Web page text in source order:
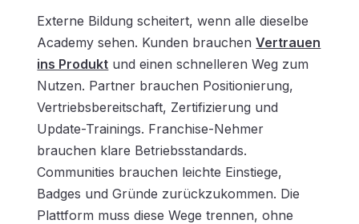
Externe Bildung scheitert, wenn alle dieselbe
Academy sehen. Kunden brauchenVertrauen
ins Produkt und einen schnelleren Weg zum
Nutzen. Partner brauchen Positionierung,
Vertriebsbereitschaft, Zertifizierung und
Update-Trainings. Franchise-Nehmer
brauchen klare Betriebsstandards.
Communities brauchen leichte Einstiege,
Badges und Gründe zurückzukommen. Die
Plattform muss diese Wege trennen, ohne